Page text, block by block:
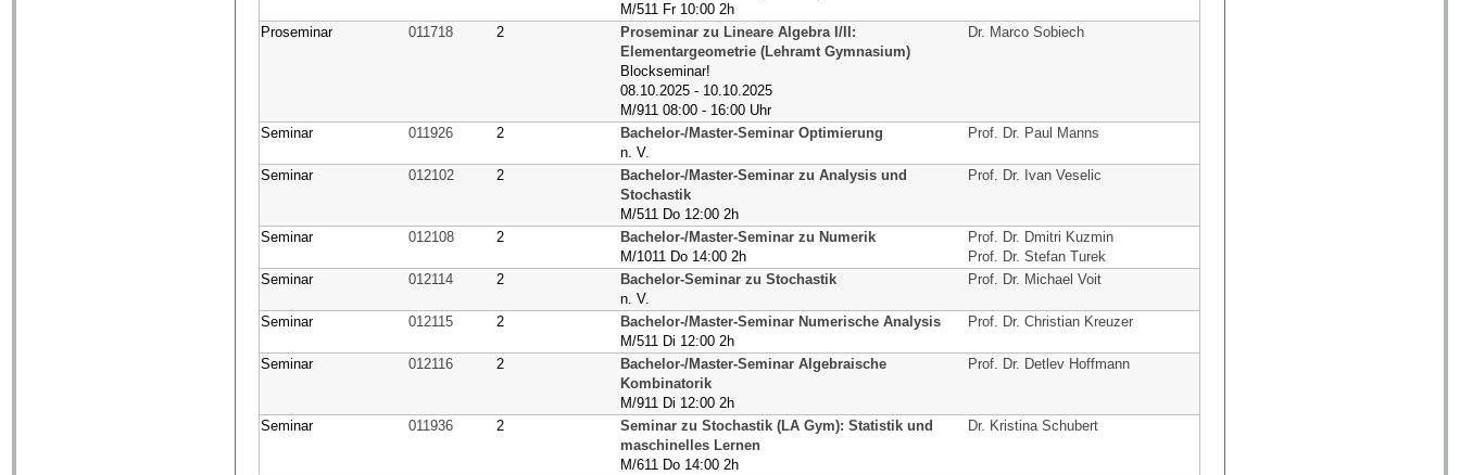
M/511 Fr 10:00 2h
Proseminar 011718 2
Proseminar zu Lineare Algebra I/II:
Elementargeometrie (Lehramt Gymnasium)
Blockseminar!
08.10.2025 - 10.10.2025
M/911 08:00 - 16:00 Uhr
Dr. Marco Sobiech
Seminar 011926 2
Bachelor-/Master-Seminar Optimierung
n. V.
Prof. Dr. Paul Manns
Seminar 012102 2
Bachelor-/Master-Seminar zu Analysis und
Stochastik
M/511 Do 12:00 2h
Prof. Dr. Ivan Veselic
Seminar 012108 2
Bachelor-/Master-Seminar zu Numerik
M/1011 Do 14:00 2h
Prof. Dr. Dmitri Kuzmin
Prof. Dr. Stefan Turek
Seminar
012114 2
Bachelor-Seminar zu Stochastik
n. V.
Prof. Dr. Michael Voit
Seminar 012115 2
Bachelor-/Master-Seminar Numerische Analysis
M/511 Di 12:00 2h
Prof. Dr. Christian Kreuzer
Seminar 012116 2
Bachelor-/Master-Seminar Algebraische
Kombinatorik
M/911 Di 12:00 2h
Prof. Dr. Detlev Hoffmann
Seminar 011936 2
Seminar zu Stochastik (LA Gym): Statistik und
maschinelles Lernen
M/611 Do 14:00 2h
Dr. Kristina Schubert